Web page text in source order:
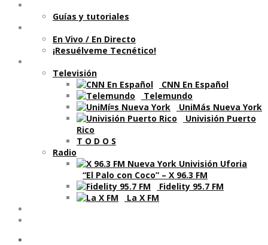
Guí­as y tutoriales
En Vivo / En Directo
¡Resuélveme Tecnético!
Televisión
CNN En Español
Telemundo
UniMás Nueva York
Univisión Puerto
Rico
T O D O S
Radio
“El Palo con Coco” – X 96.3 FM
Fidelity 95.7 FM
La X FM